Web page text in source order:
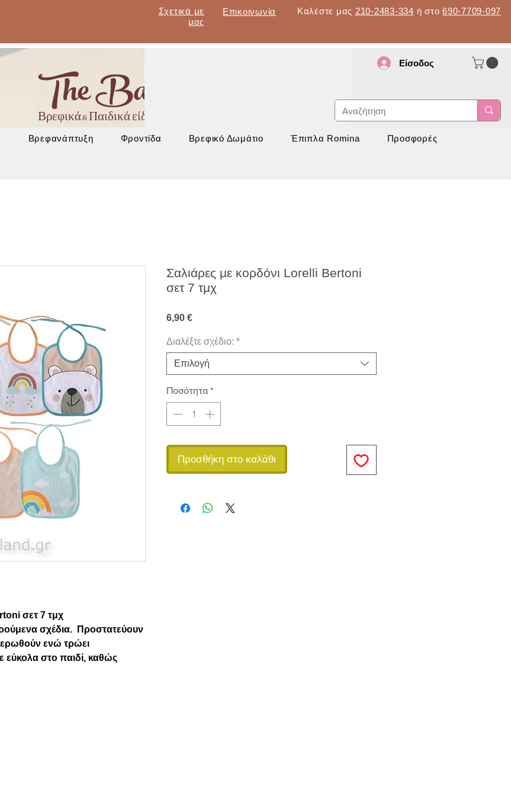
Σχετικά με
μας
Επικοινωνία Καλέστε μας 210-2483-334 ή στο 690-7709-097
The Baby Land
Βρεφικά & Παιδικά είδη - Έπιπλα - Βρεφανάπτυξη
Είσοδος
Βρεφανάπτυξη Φροντίδα Βρεφικό Δωμάτιο Έπιπλα Romina Προσφορές
σετ 7 τμχ
σχέδια. Προστατεύουν
ενώ τρώει
εύκολα στο παιδί, καθώς
Σαλιάρες με κορδόνι Lorelli Bertoni
σετ 7 τμχ
6,90 €Τιμή
Διαλέξτε σχέδιο: *
Επιλογή
Ποσότητα *
Προσθήκη στο καλάθι